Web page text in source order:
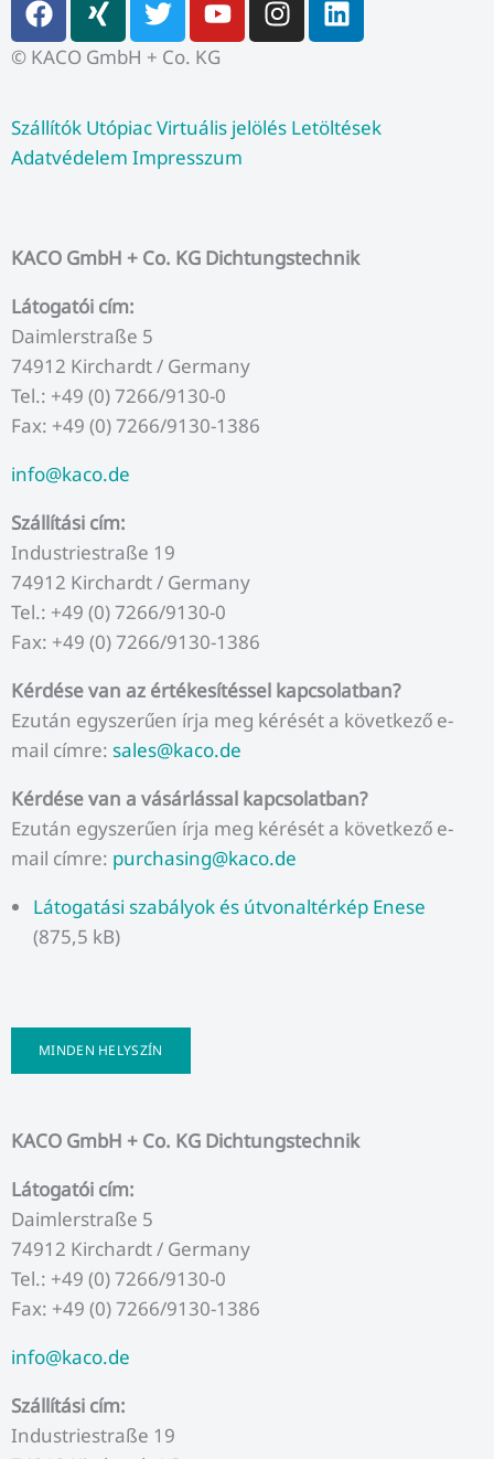
k a
m
n
a
c
o
o
i
n
w
i
e
r
o
u
b
e
n
s
g
i
n
d
© KACO GmbH + Co. KG
Szállítók UtópiacVirtuális jelölés Letöltések
Adatvédelem Impresszum
KACO GmbH + Co. KG Dichtungstechnik
Látogatói cím:
Daimlerstraße 5
74912 Kirchardt / Germany
Tel.: +49 (0) 7266/9130-0
Fax: +49 (0) 7266/9130-1386
info@kaco.de
Szállítási cím:
Industriestraße 19
74912 Kirchardt / Germany
Tel.: +49 (0) 7266/9130-0
Fax: +49 (0) 7266/9130-1386
Kérdése van az értékesítéssel kapcsolatban?
Ezután egyszerűen írja meg kérését a következő e-
mail címre: sales@kaco.de
Kérdése van a vásárlással kapcsolatban?
Ezután egyszerűen írja meg kérését a következő e-
mail címre: purchasing@kaco.de
Látogatási szabályok és útvonaltérkép Enese
(875,5 kB)
MINDEN HELYSZÍN
KACO GmbH + Co. KG Dichtungstechnik
Látogatói cím:
Daimlerstraße 5
74912 Kirchardt / Germany
Tel.: +49 (0) 7266/9130-0
Fax: +49 (0) 7266/9130-1386
info@kaco.de
Szállítási cím:
Industriestraße 19